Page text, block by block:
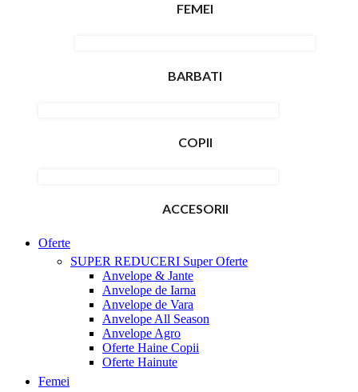
FEMEI
BARBATI
COPII
ACCESORII
Oferte
SUPER REDUCERI Super Oferte
Anvelope & Jante
Anvelope de Iarna
Anvelope de Vara
Anvelope All Season
Anvelope Agro
Oferte Haine Copii
Oferte Hainute
Femei